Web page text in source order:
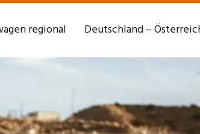
regional Deutschland –